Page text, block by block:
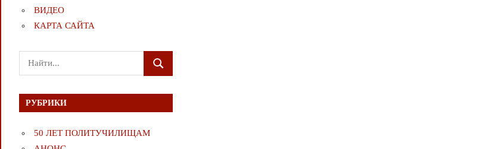
ВИДЕО
КАРТА САЙТА
Поиск
для:
ПОИСК
РУБРИКИ
50 ЛЕТ ПОЛИТУЧИЛИЩАМ